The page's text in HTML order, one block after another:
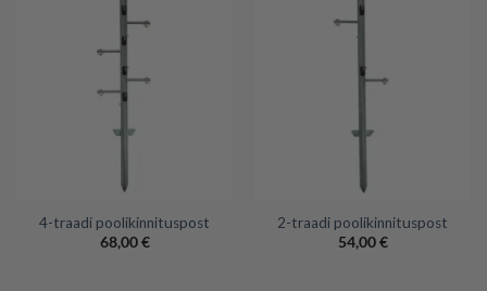
4-traadi poolikinnituspost
68,00€
2-traadi poolikinnituspost
54,00€